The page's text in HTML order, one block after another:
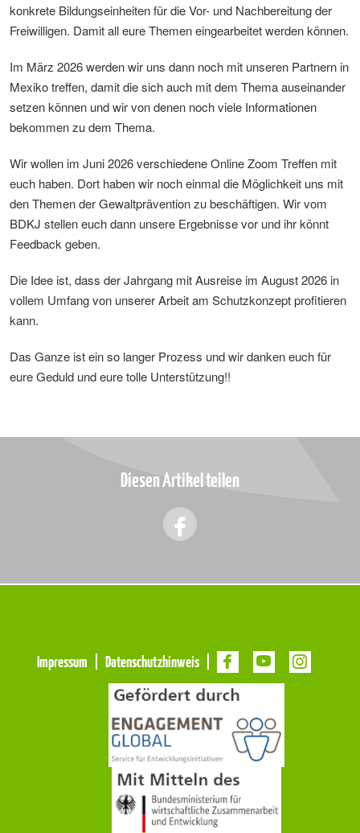
konkrete Bildungseinheiten für die Vor- und Nachbereitung der
Freiwilligen. Damit all eure Themen eingearbeitet werden können.
Im März 2026 werden wir uns dann noch mit unseren Partnern in
Mexiko treffen, damit die sich auch mit dem Thema auseinander
setzen können und wir von denen noch viele Informationen
bekommen zu dem Thema.
Wir wollen im Juni 2026 verschiedene Online Zoom Treffen mit
euch haben. Dort haben wir noch einmal die Möglichkeit uns mit
den Themen der Gewaltprävention zu beschäftigen. Wir vom
BDKJ stellen euch dann unsere Ergebnisse vor und ihr könnt
Feedback geben.
Die Idee ist, dass der Jahrgang mit Ausreise im August 2026 in
vollem Umfang von unserer Arbeit am Schutzkonzept profitieren
kann.
Das Ganze ist ein so langer Prozess und wir danken euch für
eure Geduld und eure tolle Unterstützung!!
Diesen Artikel teilen
Navigation
Navigation
Impressum Datenschutzhinweis